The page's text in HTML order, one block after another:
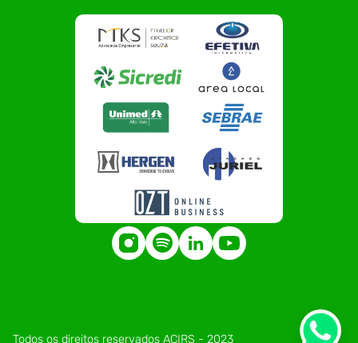
Todos os direitos reservados ACIRS - 2023